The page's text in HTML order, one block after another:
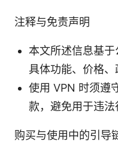
注释与免责声明
本文所述信息基于
具体功能、价格、
使用 VPN 时须遵
款，避免用于违法
购买与使用中的引导